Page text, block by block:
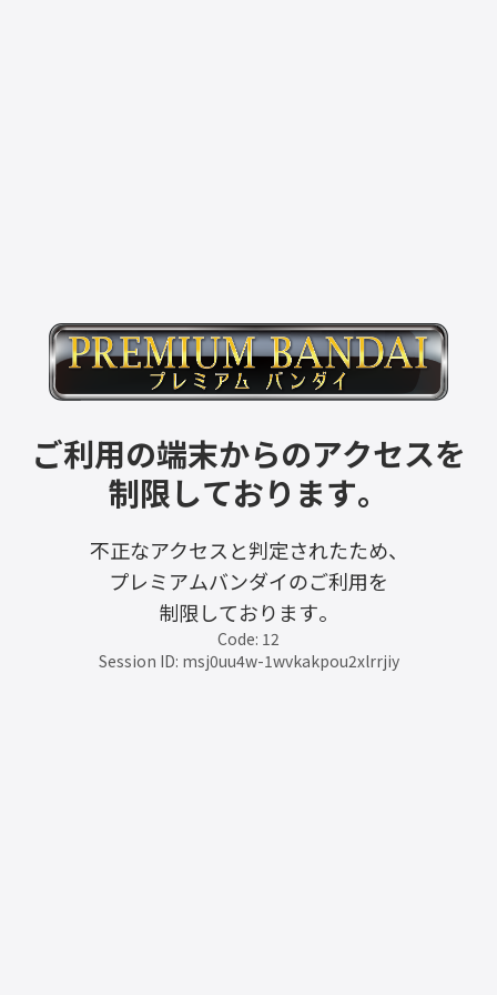
ご利用の端末からのアクセスを
制限しております。
不正なアクセスと判定されたため、
プレミアムバンダイのご利用を
制限しております。
Code: 12
Session ID: msj0uu4w-1wvkakpou2xlrrjiy